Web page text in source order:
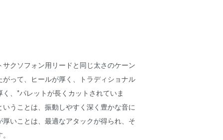
クソフォン用リードと同じ太さのケーン
って、ヒールが厚く、トラディショナル
、*パレットが長くカットされていま
うことは、振動しやすく深く豊かな音に
いことは、最適なアタックが得られ、そ